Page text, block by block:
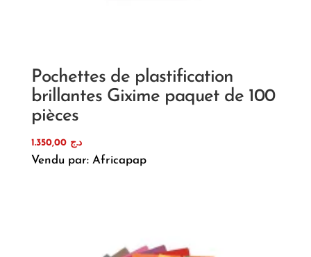
Pochettes de plastification
brillantes Gixime paquet de 100
pièces
د.ج 1.350,00
Vendu par: Africapap